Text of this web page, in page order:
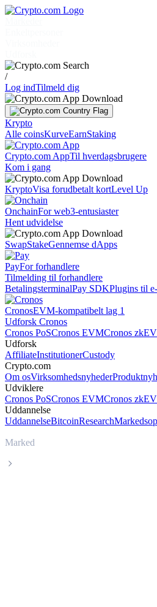
/
Log indTilmeld dig
Krypto
Alle coinsKurveEarnStaking
Crypto.com AppTil hverdagsbrugere
Kom i gang
KryptoVisa forudbetalt kortLevel Up
OnchainFor web3-entusiaster
Hent udvidelse
SwapStakeGennemse dApps
PayFor forhandlere
Tilmelding til forhandlere
BetalingsterminalPay SDKPlugins til
CronosEVM-kompatibelt lag 1
Udforsk Cronos
Cronos PoSCronos EVMCronos
Udforsk
AffiliateInstitutionerCustody
Crypto.com
Om osVirksomhedsnyheder
Udviklere
Cronos PoSCronos EVMCronos
Uddannelse
UddannelseBitcoinResearch
Marked